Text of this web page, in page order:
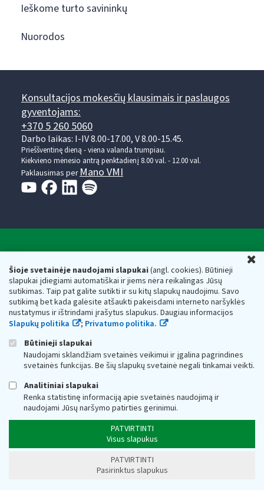
Šioje svetainėje naudojami slapukai(angl. cookies). Būtinieji
slapukai įdiegiami automatiškai ir jiems nėra reikalingas Jūsų
sutikimas. Taip pat galite sutikti ir su kitų slapukų naudojimu. Savo
sutikimą bet kada galėsite atšaukti pakeisdami interneto naršyklės
nustatymus ir ištrindami įrašytus slapukus. Daugiau informacijos
Slapukų politika
; Privatumo politika.
Būtinieji slapukai
Naudojami sklandžiam svetainės veikimui ir įgalina pagrindines
svetainės funkcijas. Be šių slapukų svetainė negali tinkamai veikti.
Analitiniai slapukai
Renka statistinę informaciją apie svetainės naudojimą ir
naudojami Jūsų naršymo patirties gerinimui.
PATVIRTINTI
Visus slapukus
PATVIRTINTI
Pasirinktus slapukus
Ieškome turto savininkų
Nuorodos
Konsultacijos mokesčių klausimais ir paslaugos
gyventojams:
+370 5 260 5060
Darbo laikas: I-IV 8.00-17.00, V 8.00-15.45.
Prieššventinę dieną - viena valanda trumpiau.
Kiekvieno mėnesio antrą penktadienį 8.00 val. - 12.00 val.
Paklausimas per Mano VMI
Respublikos finansų ministerijos
Biudžetinė įstaiga. Juridinio asmens kodas — 188659752,
adresas: Vasario 16-osios g. 14, 01107 Vilnius, Lietuva, el.paštas:
vmi@vmi.lt, E. pristatymo dėžutės adresas 188659752
Duomenys apie Valstybinę mokesčių inspekciją prie Lietuvos
Respublikos finansų ministerijos kaupiami ir saugomi Juridinių